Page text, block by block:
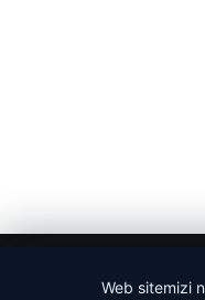
Web sitemizi